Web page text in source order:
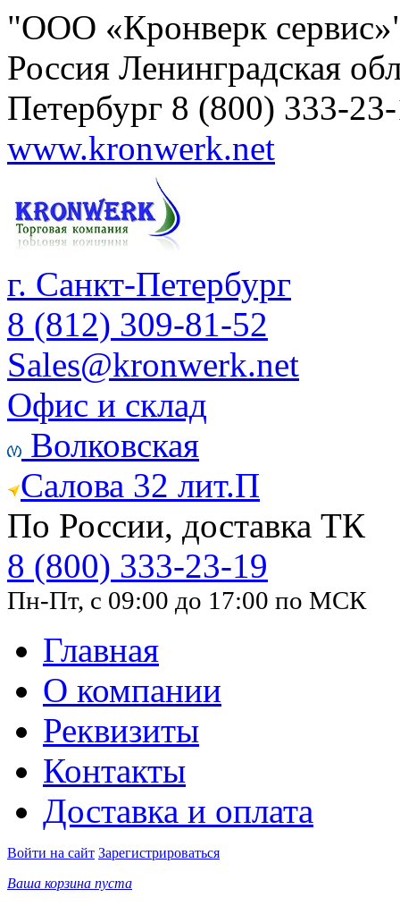
"ООО «Кронверк
Россия Ленинградская
Петербург 8 (800) 333-
www.kronwerk.net
г. Санкт-Петербург
8 (812) 309-81-52
Sales@kronwerk.net
Офис и склад
Волковская
Салова 32 лит.П
По России, доставка ТК
8 (800) 333-23-19
Пн-Пт, с 09:00 до 17:00 по МСК
Главная
О компании
Реквизиты
Контакты
Доставка и оплата
Войти на сайт Зарегистрироваться
Ваша корзина пуста